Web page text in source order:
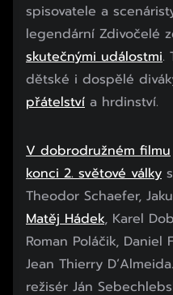
spisovatele a
legendární Zdivočelé
skutečnými událostmi.
dětské i dospělé
přátelství a hrdinství.
V dobrodružném filmu
konci 2. světové války
Theodor Schaefer,
Matěj Hádek, Karel
Roman Poláčik, Daniel
Jean Thierry
režisér Ján